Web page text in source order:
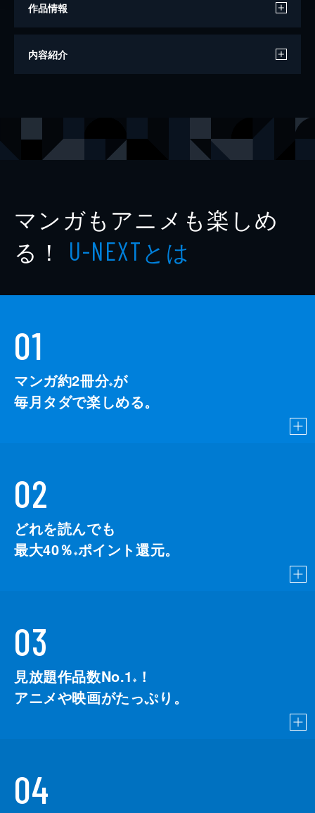
作品情報
著者
内容紹介
マンガもアニメも楽しめ
る！ U-NEXTとは
01
マンガ約2冊分※が
毎月タダで楽しめる。
02
どれを読んでも
最大40％ ※ポイント還元。
03
見放題作品数No.1 ※
！
アニメや映画がたっぷり。
04